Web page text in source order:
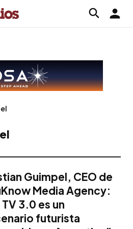
Guimpel, CEO de
Media Agency:
TV 3.0 es un
futurista